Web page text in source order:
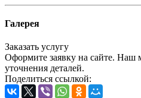
Галерея
Заказать услугу
Оформите заявку на сайте. Наш
уточнения деталей.
Поделиться ссылкой: